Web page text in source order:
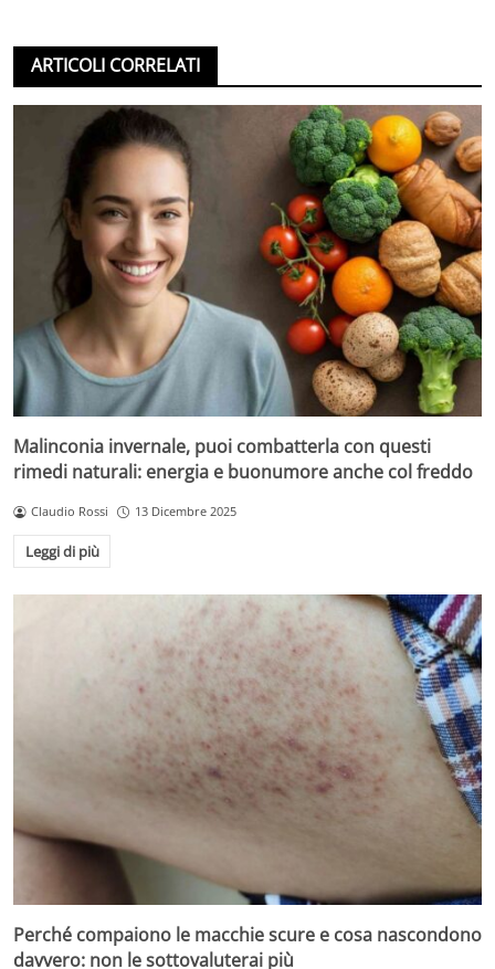
ARTICOLI CORRELATI
Malinconia invernale, puoi combatterla con questi
rimedi naturali: energia e buonumore anche col freddo
Claudio Rossi 13 Dicembre 2025
Leggi di più
Perché compaiono le macchie scure e cosa nascondono
davvero: non le sottovaluterai più